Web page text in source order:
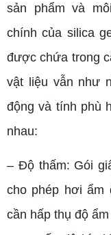
sản phẩm và
chính của silica
được chứa trong
vật liệu vẫn như
động và tính phù
nhau:
– Độ thấm: Gói
cho phép hơi ẩm
cần hấp thụ độ